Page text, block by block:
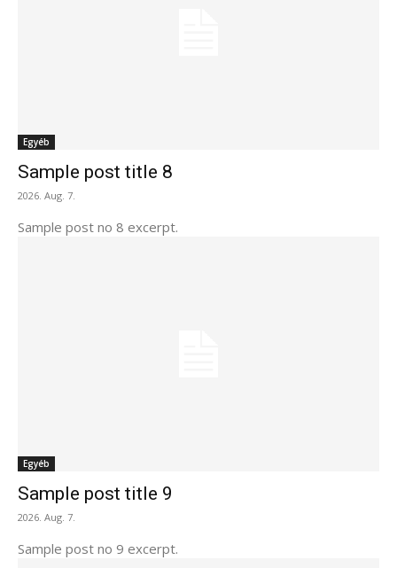
Egyéb
Sample post title 8
2026. Aug. 7.
Sample post no 8 excerpt.
Egyéb
Sample post title 9
2026. Aug. 7.
Sample post no 9 excerpt.